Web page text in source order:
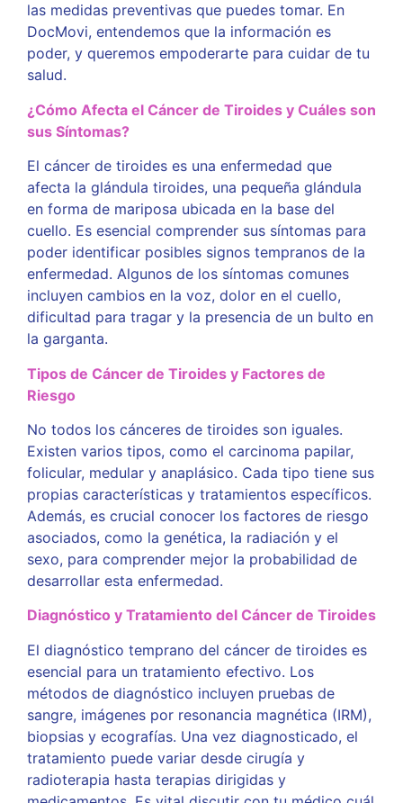
las medidas preventivas que puedes tomar. En
DocMovi, entendemos que la información es
poder, y queremos empoderarte para cuidar de tu
salud.
¿Cómo Afecta el Cáncer de Tiroides y Cuáles son
sus Síntomas?
El cáncer de tiroides es una enfermedad que
afecta la glándula tiroides, una pequeña glándula
en forma de mariposa ubicada en la base del
cuello. Es esencial comprender sus síntomas para
poder identificar posibles signos tempranos de la
enfermedad. Algunos de los síntomas comunes
incluyen cambios en la voz, dolor en el cuello,
dificultad para tragar y la presencia de un bulto en
la garganta.
Tipos de Cáncer de Tiroides y Factores de
Riesgo
No todos los cánceres de tiroides son iguales.
Existen varios tipos, como el carcinoma papilar,
folicular, medular y anaplásico. Cada tipo tiene sus
propias características y tratamientos específicos.
Además, es crucial conocer los factores de riesgo
asociados, como la genética, la radiación y el
sexo, para comprender mejor la probabilidad de
desarrollar esta enfermedad.
Diagnóstico y Tratamiento del Cáncer de Tiroides
El diagnóstico temprano del cáncer de tiroides es
esencial para un tratamiento efectivo. Los
métodos de diagnóstico incluyen pruebas de
sangre, imágenes por resonancia magnética (IRM),
biopsias y ecografías. Una vez diagnosticado, el
tratamiento puede variar desde cirugía y
radioterapia hasta terapias dirigidas y